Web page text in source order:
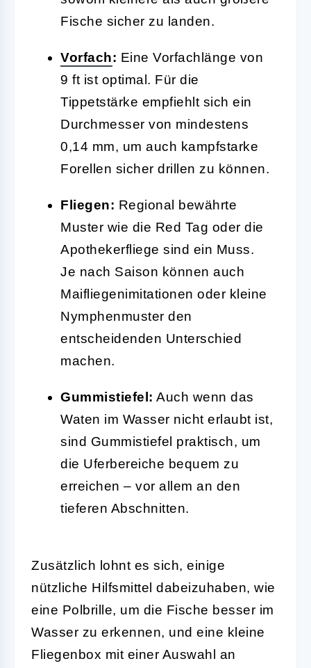
Fische sicher zu landen.
Vorfach: Eine Vorfachlänge von
9 ft ist optimal. Für die
Tippetstärke empfiehlt sich ein
Durchmesser von mindestens
0,14 mm, um auch kampfstarke
Forellen sicher drillen zu können.
Fliegen: Regional bewährte
Muster wie die Red Tag oder die
Apothekerfliege sind ein Muss.
Je nach Saison können auch
Maifliegenimitationen oder kleine
Nymphenmuster den
entscheidenden Unterschied
machen.
Gummistiefel: Auch wenn das
Waten im Wasser nicht erlaubt ist,
sind Gummistiefel praktisch, um
die Uferbereiche bequem zu
erreichen – vor allem an den
tieferen Abschnitten.
Zusätzlich lohnt es sich, einige
nützliche Hilfsmittel dabeizuhaben, wie
eine Polbrille, um die Fische besser im
Wasser zu erkennen, und eine kleine
Fliegenbox mit einer Auswahl an